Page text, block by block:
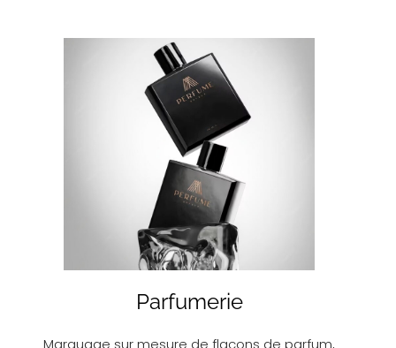
Parfumerie
Marquage sur mesure de flacons de parfum,